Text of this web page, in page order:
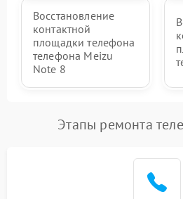
Восстановление
контактной
площадки телефона
телефона Meizu
Note 8
Этапы ремонта